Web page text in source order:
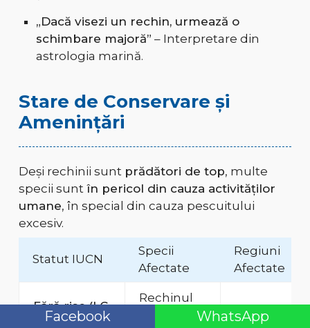
„Dacă visezi un rechin, urmează o
schimbare majoră” – Interpretare din
astrologia marină.
Stare de Conservare și
Amenințări
Deși rechinii sunt prădători de top, multe
specii sunt în pericol din cauza activităților
umane, în special din cauza pescuitului
excesiv.
Statut IUCN
Specii
Afectate
Regiuni
Afectate
Fără risc (LC
- Least
Rechinul
Ocean
Facebook WhatsApp